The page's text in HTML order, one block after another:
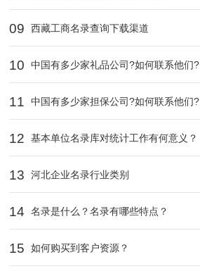
09 西藏工商名录查询下载渠道‌
10 中国有多少家礼品公司?如何联系他们?
11 中国有多少家担保公司?如何联系他们?
12 基本单位名录库对统计工作有何意义？
13 河北企业名录行业类别
14 名录是什么？名录有哪些特点？
15 如何购买到客户资源？